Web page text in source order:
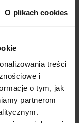
O plikach cookies
treści
i
o tym, jak
partnerom